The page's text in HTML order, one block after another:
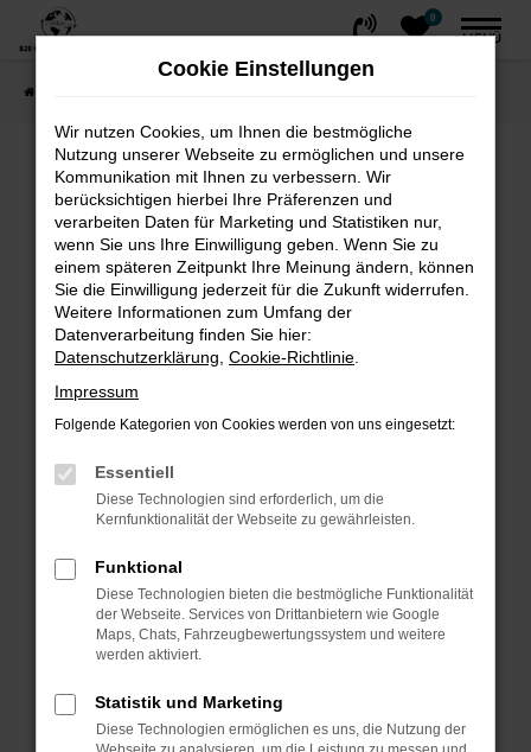
Zum
springen
0
MENÜ
Fehler: Network Error
Beim Laden ist ein Fehler aufgetreten.
Hier sind ein paar Tipps, die dir helfen können:
Überprüfe deine Firewall und deine
Internetverbindung.
Laden andere Webseiten, zum Beispiel
Prüfe deine Browsererweiterungen.
können das Laden bestimmter Seiten
verhindern. Funktioniert die Seite in einem
anderen Browser oder in einem privaten
Fenster?
Starte dein Gerät neu.
Das kann manchmal helfen,
vorübergehende Probleme zu beheben.
Stelle sicher, dass dein Browser und dein
Betriebssystem auf dem neuesten Stand
Cookie Einstellungen
Wir nutzen Cookies, um Ihnen die bestmögliche
Nutzung unserer Webseite zu ermöglichen und unsere
Kommunikation mit Ihnen zu verbessern. Wir
berücksichtigen hierbei Ihre Präferenzen und
verarbeiten Daten für Marketing und Statistiken nur,
wenn Sie uns Ihre Einwilligung geben. Wenn Sie zu
einem späteren Zeitpunkt Ihre Meinung ändern, können
Sie die Einwilligung jederzeit für die Zukunft widerrufen.
Weitere Informationen zum Umfang der
Datenverarbeitung finden Sie hier:
Datenschutzerklärung Cookie-Richtlinie
Impressum
Folgende Kategorien von Cookies werden von uns eingesetzt:
Essentiell
Diese Technologien sind erforderlich, um die
Kernfunktionalität der Webseite zu gewährleisten.
Funktional
Diese Technologien bieten die bestmögliche Funktionalität
der Webseite. Services von Drittanbietern wie Google
Maps, Chats, Fahrzeugbewertungssystem und weitere
werden aktiviert.
Statistik und Marketing
Diese Technologien ermöglichen es uns, die Nutzung der